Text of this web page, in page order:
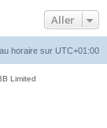
Aller
horaire sur UTC+01:00
Limited